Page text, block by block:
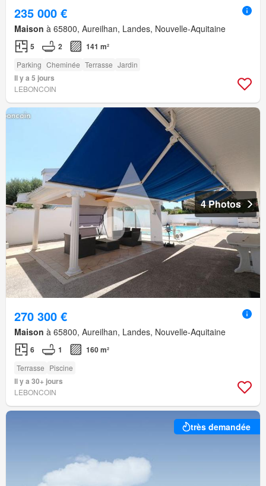
235 000 €
Maison à 65800, Aureilhan, Landes, Nouvelle-Aquitaine
5 2 141 m²
Parking Cheminée Terrasse Jardin
Il y a 5 jours
LEBONCOIN
4 Photos
270 300 €
Maison à 65800, Aureilhan, Landes, Nouvelle-Aquitaine
6 1 160 m²
Terrasse Piscine
Il y a 30+ jours
LEBONCOIN
très demandée